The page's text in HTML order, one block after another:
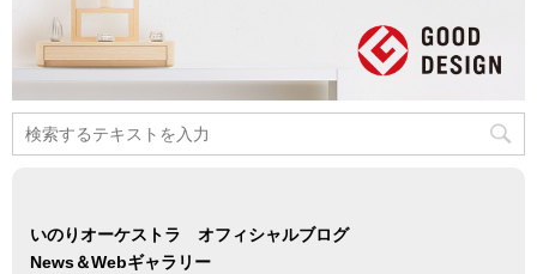
いのりオーケストラ オフィシャルブログ
News＆Webギャラリー